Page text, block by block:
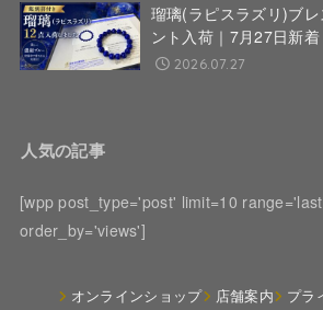
瑠璃(ラピスラズリ)ブ
ント入荷｜7月27日新着
2026.07.27
人気の記事
[wpp post_type='post' limit=10
order_by='views']
オンラインショップ 店舗案内 プラ